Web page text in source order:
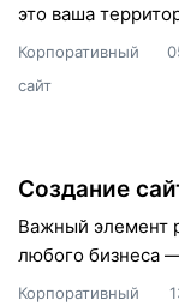
это ваша
Корпоративный
сайт
Создание
Важный элемент
любого бизнеса
Корпоративный